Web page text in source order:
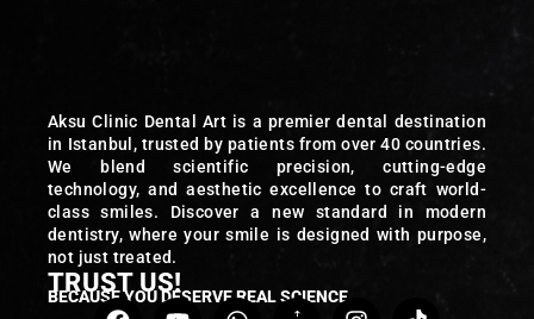
Aksu Clinic Dental Art is a premier dental destination
in Istanbul, trusted by patients from over 40 countries.
We blend scientific precision, cutting-edge
technology, and aesthetic excellence to craft world-
class smiles. Discover a new standard in modern
dentistry, where your smile is designed with purpose,
not just treated.
TRUST US!
BECAUSE YOU DESERVE REAL SCIENCE